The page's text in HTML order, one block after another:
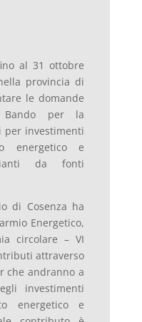
al 31 ottobre
provincia di
le domande
Bando per la
per investimenti
energetico e
da fonti
di Cosenza ha
Energetico,
circolare – VI
attraverso
che andranno a
investimenti
energetico e